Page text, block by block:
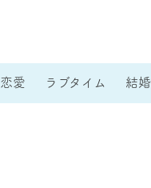
恋愛 ラブタイム 結婚